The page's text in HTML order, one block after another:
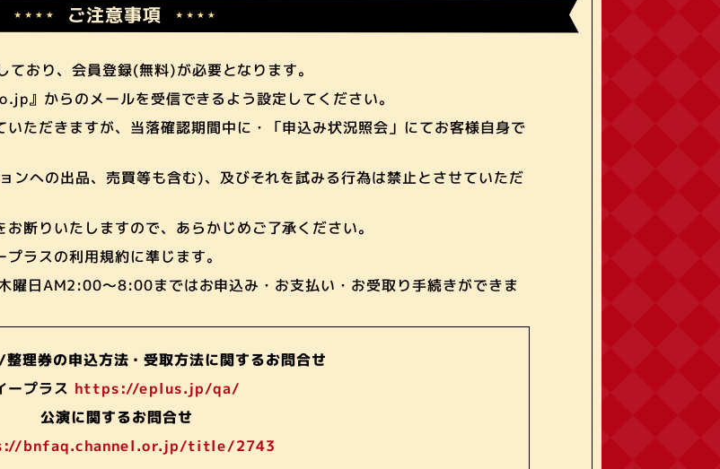
ご注意事項
おり、会員登録(無料)が必要となります。
』からのメールを受信できるよう設定してください。
いただきますが、当落確認期間中に・「申込み状況照会」にてお客様自身で
ンへの出品、売買等も含む)、及びそれを試みる行為は禁止とさせていただ
断りいたしますので、あらかじめご了承ください。
ラスの利用規約に準じます。
曜日AM2:00～8:00まではお申込み・お支払い・お受取り手続きができま
理券の申込方法・受取方法に関するお問合せ
ープラス https://eplus.jp/qa/
公演に関するお問合せ
bnfaq.channel.or.jp/title/2743